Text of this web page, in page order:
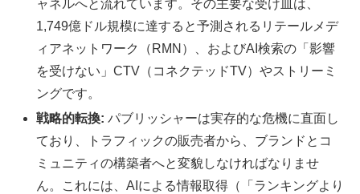
ャネルへと流れています。その主要な受け皿は、
1,749億ドル規模に達すると予測されるリテールメデ
ィアネットワーク（RMN）、およびAI検索の「影響
を受けない」CTV（コネクテッドTV）やストリーミ
ングです。
戦略的転換: パブリッシャーは実存的な危機に直面し
ており、トラフィックの販売者から、ブランドとコ
ミュニティの構築者へと変貌しなければなりませ
ん。これには、AIによる情報取得（「ランキングより